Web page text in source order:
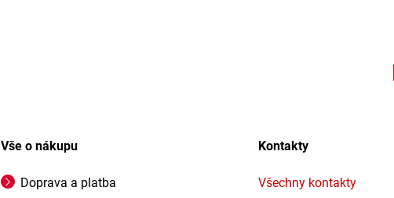
Vše o nákupu
Doprava a platba
Kontakty
Všechny kontakty